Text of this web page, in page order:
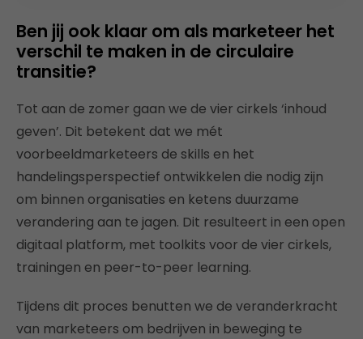
Ben jij ook klaar om als marketeer het
verschil te maken in de circulaire
transitie?
Tot aan de zomer gaan we de vier cirkels ‘inhoud
geven’. Dit betekent dat we mét
voorbeeldmarketeers de skills en het
handelingsperspectief ontwikkelen die nodig zijn
om binnen organisaties en ketens duurzame
verandering aan te jagen. Dit resulteert in een open
digitaal platform, met toolkits voor de vier cirkels,
trainingen en peer-to-peer learning.
Tijdens dit proces benutten we de veranderkracht
van marketeers om bedrijven in beweging te